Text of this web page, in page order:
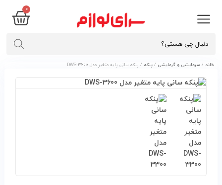
0
خانه / سرمایشی و گرمایشی / پنکه / پنکه سانی پایه متغیر مدل DWS-3600